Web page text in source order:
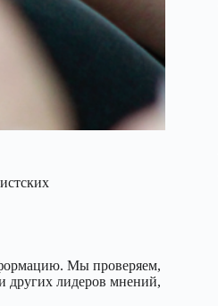
Мы проверяем,
других лидеров мнений,